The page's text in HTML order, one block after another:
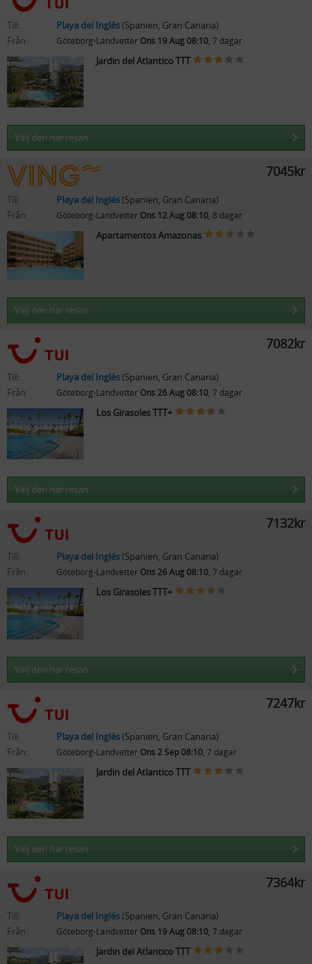
Till: Playa del Inglés(Spanien, Gran Canaria)
Från:
Göteborg-Landvetter Ons 19 Aug 08:10, 7 dagar
Jardin del Atlantico TTT
Välj den här resan
7045kr
Till: Playa del Inglés(Spanien, Gran Canaria)
Från:
Göteborg-Landvetter Ons 12 Aug 08:10, 8 dagar
Apartamentos Amazonas
Välj den här resan
7082kr
Till: Playa del Inglés(Spanien, Gran Canaria)
Från:
Göteborg-Landvetter Ons 26 Aug 08:10, 7 dagar
Los Girasoles TTT+
Välj den här resan
7132kr
Till: Playa del Inglés(Spanien, Gran Canaria)
Från:
Göteborg-Landvetter Ons 26 Aug 08:10, 7 dagar
Los Girasoles TTT+
Välj den här resan
7247kr
Till: Playa del Inglés(Spanien, Gran Canaria)
Från:
Göteborg-Landvetter Ons 2 Sep 08:10, 7 dagar
Jardin del Atlantico TTT
Välj den här resan
7364kr
Till: Playa del Inglés(Spanien, Gran Canaria)
Från:
Göteborg-Landvetter Ons 19 Aug 08:10, 7 dagar
Jardin del Atlantico TTT